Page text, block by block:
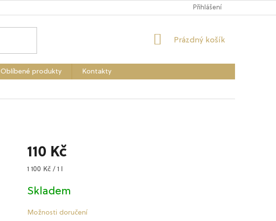
Přihlášení
NÁKUPNÍ
Prázdný košík
Oblíbené produkty Kontakty
110 Kč
Měrná
1 100 Kč / 1 l
Skladem
Možnosti doručení